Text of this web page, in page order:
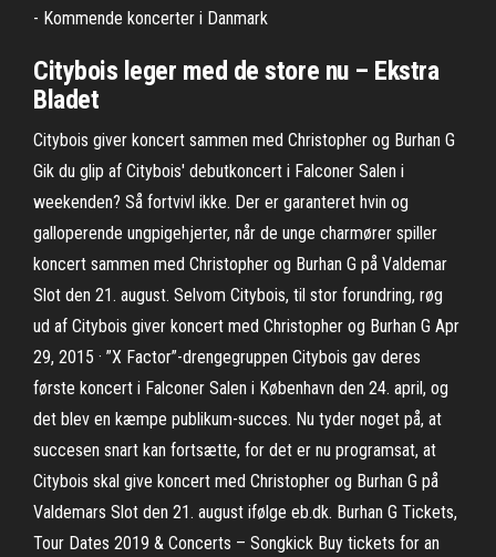
- Kommende koncerter i Danmark
Citybois leger med de store nu – Ekstra
Bladet
Citybois giver koncert sammen med Christopher og Burhan G
Gik du glip af Citybois' debutkoncert i Falconer Salen i
weekenden? Så fortvivl ikke. Der er garanteret hvin og
galloperende ungpigehjerter, når de unge charmører spiller
koncert sammen med Christopher og Burhan G på Valdemar
Slot den 21. august. Selvom Citybois, til stor forundring, røg
ud af Citybois giver koncert med Christopher og Burhan G Apr
29, 2015 · ”X Factor”-drengegruppen Citybois gav deres
første koncert i Falconer Salen i København den 24. april, og
det blev en kæmpe publikum-succes. Nu tyder noget på, at
succesen snart kan fortsætte, for det er nu programsat, at
Citybois skal give koncert med Christopher og Burhan G på
Valdemars Slot den 21. august ifølge eb.dk. Burhan G Tickets,
Tour Dates 2019 & Concerts – Songkick Buy tickets for an